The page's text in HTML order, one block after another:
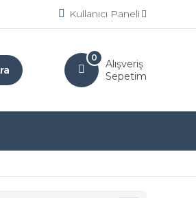
Kullanıcı Paneli
Alışveriş
Sepetim
0